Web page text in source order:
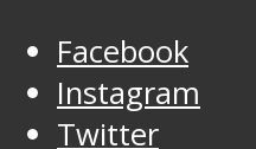
Facebook
Instagram
Twitter